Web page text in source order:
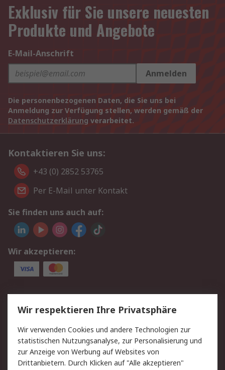
Exklusiv für Sie unsere neuesten
Produkte und Angebote
E-Mail-Anschrift
Anmelden
Die personenbezogenen Daten, die Sie uns bei
Anmeldung zur Verfügung stellen, werden gemäß der
Datenschutzerklärung verarbeitet.
Kontaktieren Sie uns:
+43 (0) 2852 53765
Per E-Mail unter Kontakt
Sie finden uns auch auf:
Wir akzeptieren:
Service
Value Added Services
Lieferlösungen
Rücksendung/Entsorgung Kontakt
Hilfe
Wir respektieren Ihre Privatsphäre
Wir verwenden Cookies und andere Technologien zur
statistischen Nutzungsanalyse, zur Personalisierung und
zur Anzeige von Werbung auf Websites von
Drittanbietern. Durch Klicken auf "Alle akzeptieren"